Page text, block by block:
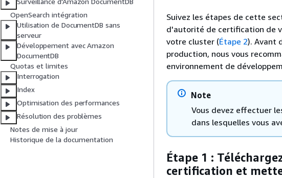
OpenSearch intégration
Utilisation de DocumentDB sans
serveur
Développement avec Amazon
DocumentDB
Quotas et limites
Interrogation
Index
Optimisation des performances
Résolution des problèmes
Notes de mise à jour
Historique de la documentation
Suivez les étapes de cette
d'autorité de certification de
votre cluster (Étape 2). Avant
production, nous vous
environnement de
Note
Vous devez effectuer
dans lesquelles vous
Étape 1 :
certification et